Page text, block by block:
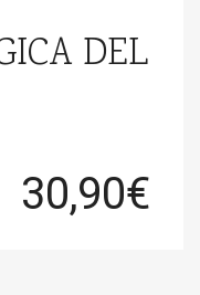
DEL
30,90€